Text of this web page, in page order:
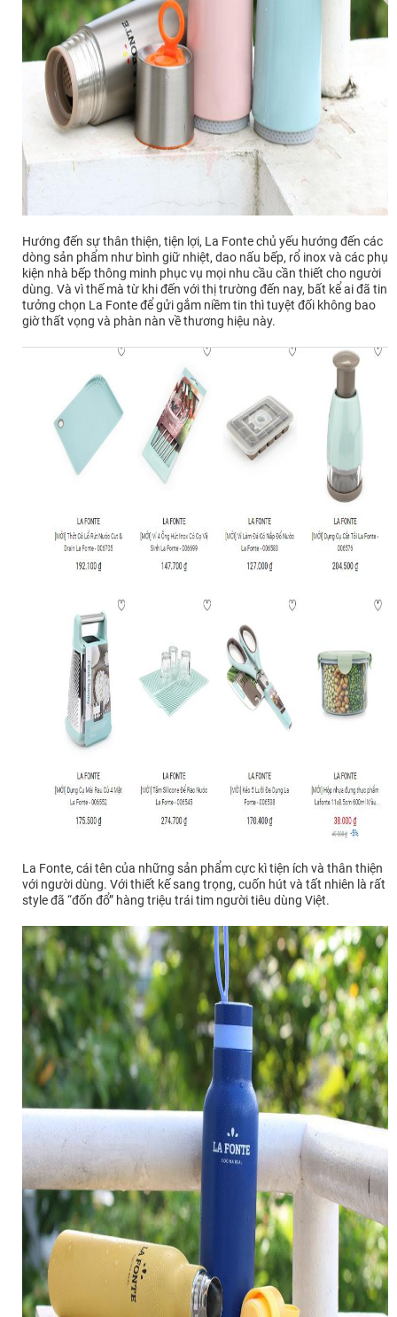
Hướng đến sự thân thiện, tiện lợi, La Fonte chủ yếu hướng đến các
dòng sản phẩm như bình giữ nhiệt, dao nấu bếp, rổ inox và các phụ
kiện nhà bếp thông minh phục vụ mọi nhu cầu cần thiết cho người
dùng. Và vì thế mà từ khi đến với thị trường đến nay, bất kể ai đã tin
tưởng chọn La Fonte để gửi gắm niềm tin thì tuyệt đối không bao
giờ thất vọng và phàn nàn về thương hiệu này.
La Fonte, cái tên của những sản phẩm cực kì tiện ích và thân thiện
với người dùng. Với thiết kế sang trọng, cuốn hút và tất nhiên là rất
style đã “đốn đổ” hàng triệu trái tim người tiêu dùng Việt.